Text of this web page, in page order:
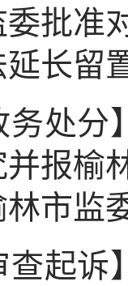
批准
长留
务处
报榆
市监
查起